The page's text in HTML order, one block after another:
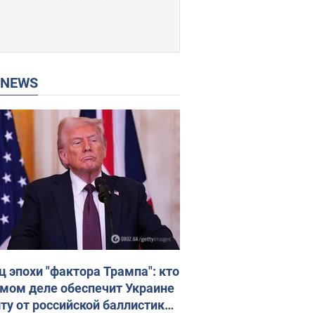
NEWS
эпохи "фактора Трампа": кто
деле обеспечит Украине
от российской баллистики.